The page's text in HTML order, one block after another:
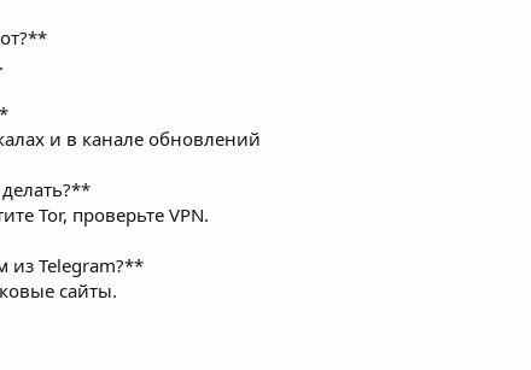
и в канале обновлений
Tor, проверьте VPN.
из Telegram?**
сайты.